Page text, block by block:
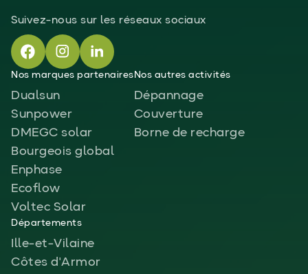
Suivez-nous sur les réseaux sociaux
Nos marques partenaires
Dualsun
Sunpower
DMEGC solar
Bourgeois global
Enphase
Ecoflow
Voltec Solar
Nos autres activités
Dépannage
Couverture
Borne de recharge
Départements
Ille-et-Vilaine
Côtes d'Armor